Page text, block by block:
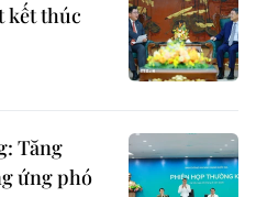
kết thúc
Tăng
ứng phó